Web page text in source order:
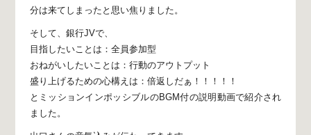
分は来てしまったと思い焦りました。
そして、銀行JVで、
目指したいことは：全員参加型
おねがいしたいことは：行動のアウトプット
盛り上げるための心構えは：倍返しだぁ！！！！！
とミッションインポッシブルのBGM付の説明動画で紹介され
ました。